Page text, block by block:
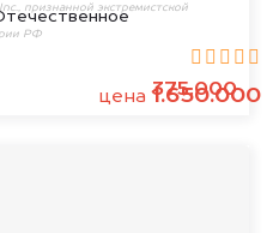
375.000
цена 1.650.000
признанной экстремистской
РФ